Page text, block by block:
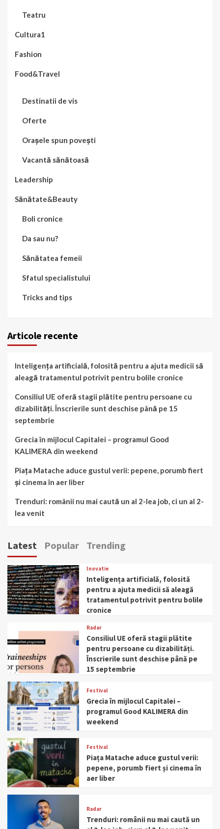
Teatru
Cultura1
Fashion
Food&Travel
Destinatii de vis
Oferte
Orașele spun povești
Vacantă sănătoasă
Leadership
Sănătate&Beauty
Boli cronice
Da sau nu?
Sănătatea femeii
Sfatul specialistului
Tricks and tips
Articole recente
Inteligența artificială, folosită pentru a ajuta medicii să
aleagă tratamentul potrivit pentru bolile cronice
Consiliul UE oferă stagii plătite pentru persoane cu
dizabilități. Înscrierile sunt deschise până pe 15
septembrie
Grecia în mijlocul Capitalei – programul Good
KALIMERA din weekend
Piața Matache aduce gustul verii: pepene, porumb fiert
și cinema în aer liber
Trenduri: românii nu mai caută un al 2-lea job, ci un al 2-
lea venit
Latest Popular Trending
Inovatie
Inteligența artificială, folosită
pentru a ajuta medicii să aleagă
tratamentul potrivit pentru bolile
cronice
Radar
Consiliul UE oferă stagii plătite
pentru persoane cu dizabilități.
Înscrierile sunt deschise până pe
15 septembrie
Festival
Grecia în mijlocul Capitalei –
programul Good KALIMERA din
weekend
Festival
Piața Matache aduce gustul verii:
pepene, porumb fiert și cinema în
aer liber
Radar
Trenduri: românii nu mai caută un